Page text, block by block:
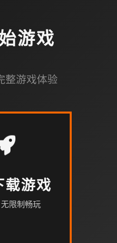
游戏
整游戏体验
载游戏
无限制畅玩